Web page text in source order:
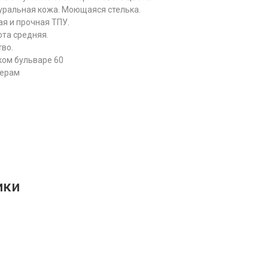
кожа. Моющаяся стелька.
и прочная ТПУ.
средняя.
бульваре 60